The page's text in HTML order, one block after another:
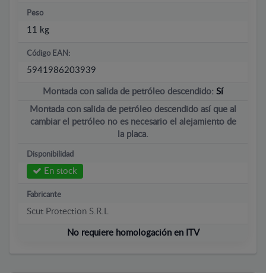
Peso
11 kg
Código EAN:
5941986203939
Montada con salida de petróleo descendido: Sí
Montada con salida de petróleo descendido así que al
cambiar el petróleo no es necesario el alejamiento de
la placa.
Disponibilidad
En stock
Fabricante
Scut Protection S.R.L
No requiere homologación en ITV